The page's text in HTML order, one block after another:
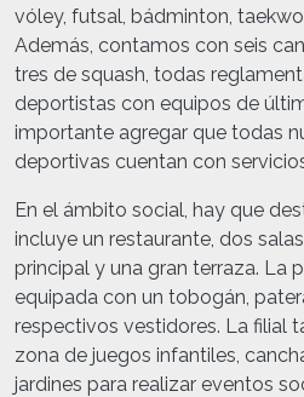
vóley, futsal, bádminton,
Además, contamos con seis
tres de squash, todas
deportistas con equipos de
importante agregar que todas
deportivas cuentan con
En el ámbito social, hay que
incluye un restaurante, dos
principal y una gran terraza. La
equipada con un tobogán,
respectivos vestidores. La filial
zona de juegos infantiles,
jardines para realizar eventos